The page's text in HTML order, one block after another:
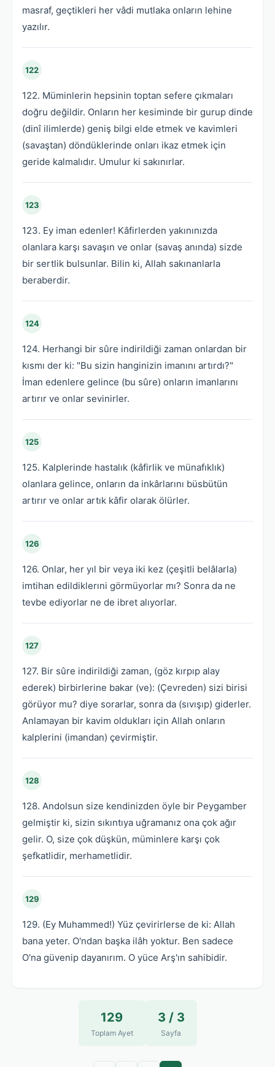
masraf, geçtikleri her vâdi mutlaka onların lehine
yazılır.
122
122. Müminlerin hepsinin toptan sefere çıkmaları
doğru değildir. Onların her kesiminde bir gurup dinde
(dinî ilimlerde) geniş bilgi elde etmek ve kavimleri
(savaştan) döndüklerinde onları ikaz etmek için
geride kalmalıdır. Umulur ki sakınırlar.
123
123. Ey iman edenler! Kâfirlerden yakınınızda
olanlara karşı savaşın ve onlar (savaş anında) sizde
bir sertlik bulsunlar. Bilin ki, Allah sakınanlarla
beraberdir.
124
124. Herhangi bir sûre indirildiği zaman onlardan bir
kısmı der ki: "Bu sizin hanginizin imanını artırdı?"
İman edenlere gelince (bu sûre) onların imanlarını
artırır ve onlar sevinirler.
125
125. Kalplerinde hastalık (kâfirlik ve münafıklık)
olanlara gelince, onların da inkârlarını büsbütün
artırır ve onlar artık kâfir olarak ölürler.
126
126. Onlar, her yıl bir veya iki kez (çeşitli belâlarla)
imtihan edildiklerıni görmüyorlar mı? Sonra da ne
tevbe ediyorlar ne de ibret alıyorlar.
127
127. Bir sûre indirildiği zaman, (göz kırpıp alay
ederek) birbirlerine bakar (ve): (Çevreden) sizi birisi
görüyor mu? diye sorarlar, sonra da (sıvışıp) giderler.
Anlamayan bir kavim oldukları için Allah onların
kalplerini (imandan) çevirmiştir.
128
128. Andolsun size kendinizden öyle bir Peygamber
gelmiştir ki, sizin sıkıntıya uğramanız ona çok ağır
gelir. O, size çok düşkün, müminlere karşı çok
şefkatlidir, merhametlidir.
129
129. (Ey Muhammed!) Yüz çevirirlerse de ki: Allah
bana yeter. O'ndan başka ilâh yoktur. Ben sadece
O'na güvenip dayanırım. O yüce Arş'ın sahibidir.
129
Toplam Ayet
3 / 3
Sayfa